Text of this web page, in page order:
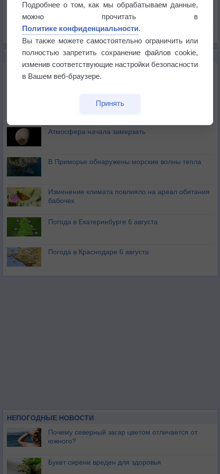
Осадки
Облачность
Список всех карт
НОВОЕ О ПОГОДЕ
Космическая погода и транспорт
Приложение построит маршрут через тень
Атмосфера начала замерзать
В Приморье обнаружены морские волны тепла
Изменение климата повлияло на ареал обитания
бабочек
Погода в Екатеринбурге 6 августа
Погода в Краснодаре 6 августа
НЕПОГОДНЫЕ НОВОСТИ
Почему северный загар цветом отличается от
южного?
Букет сирени вреден для здоровья
Подробнее о том, как мы обрабатываем данные,
можно прочитать в
Политике конфиденциальности.
Вы также можете самостоятельно ограничить или
полностью запретить сохранение файлов cookie,
изменив соответствующие настройки безопасности
в Вашем веб-браузере.
Принять